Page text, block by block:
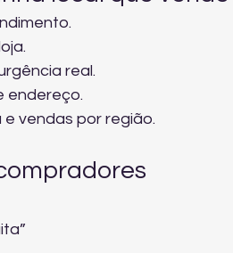
real.
endereço.
vendas por região.